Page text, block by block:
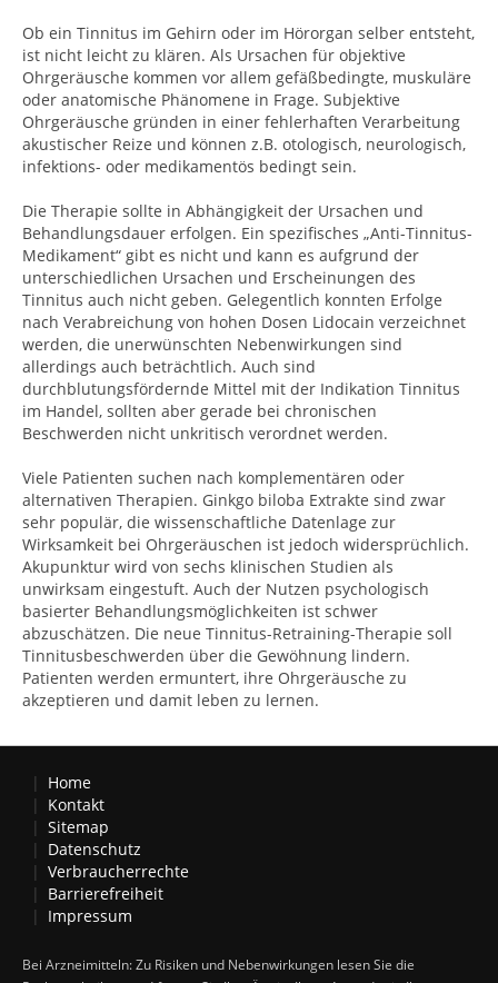
Ob ein Tinnitus im Gehirn oder im Hörorgan selber entsteht,
ist nicht leicht zu klären. Als Ursachen für objektive
Ohrgeräusche kommen vor allem gefäßbedingte, muskuläre
oder anatomische Phänomene in Frage. Subjektive
Ohrgeräusche gründen in einer fehlerhaften Verarbeitung
akustischer Reize und können z.B. otologisch, neurologisch,
infektions- oder medikamentös bedingt sein.
Die Therapie sollte in Abhängigkeit der Ursachen und
Behandlungsdauer erfolgen. Ein spezifisches „Anti-Tinnitus-
Medikament“ gibt es nicht und kann es aufgrund der
unterschiedlichen Ursachen und Erscheinungen des
Tinnitus auch nicht geben. Gelegentlich konnten Erfolge
nach Verabreichung von hohen Dosen Lidocain verzeichnet
werden, die unerwünschten Nebenwirkungen sind
allerdings auch beträchtlich. Auch sind
durchblutungsfördernde Mittel mit der Indikation Tinnitus
im Handel, sollten aber gerade bei chronischen
Beschwerden nicht unkritisch verordnet werden.
Viele Patienten suchen nach komplementären oder
alternativen Therapien. Ginkgo biloba Extrakte sind zwar
sehr populär, die wissenschaftliche Datenlage zur
Wirksamkeit bei Ohrgeräuschen ist jedoch widersprüchlich.
Akupunktur wird von sechs klinischen Studien als
unwirksam eingestuft. Auch der Nutzen psychologisch
basierter Behandlungsmöglichkeiten ist schwer
abzuschätzen. Die neue Tinnitus-Retraining-Therapie soll
Tinnitusbeschwerden über die Gewöhnung lindern.
Patienten werden ermuntert, ihre Ohrgeräusche zu
akzeptieren und damit leben zu lernen.
Home
Kontakt
Sitemap
Datenschutz
Verbraucherrechte
Barrierefreiheit
Impressum
Bei Arzneimitteln: Zu Risiken und Nebenwirkungen lesen Sie die